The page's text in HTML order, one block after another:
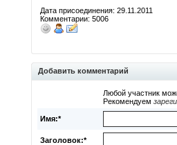
Дата присоединения: 29.11.2011
Комментарии: 5006
Добавить комментарий
Любой участник
Рекомендуем
Имя:*
Заголовок:*